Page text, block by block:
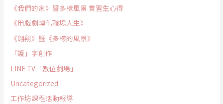
《我們的家》暨多樣風景 實習生心得
《用戲劇轉化職場人生》
《翱翔》暨《多樣的風景》
「護」字創作
LINE TV「數位劇場」
Uncategorized
工作坊課程活動報導